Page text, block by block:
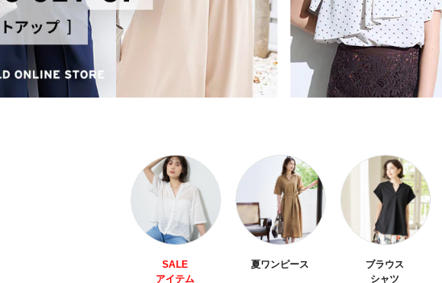
SALE
アイテム
夏ワンピース
ブラウス
シャツ